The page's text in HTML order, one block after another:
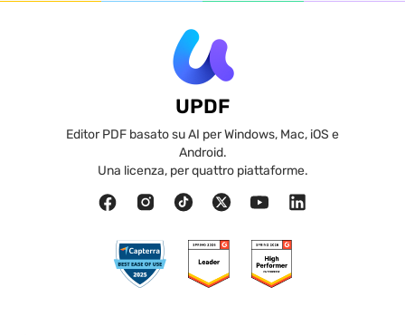
UPDF
Editor PDF basato su AI per Windows, Mac, iOS e
Android.
Una licenza, per quattro piattaforme.